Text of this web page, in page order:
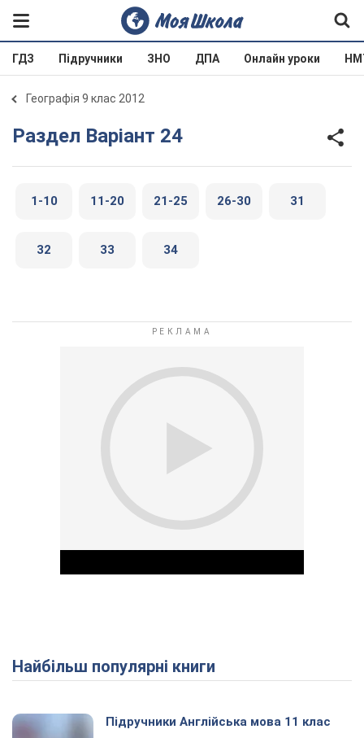
ГДЗ Підручники ЗНО ДПА Онлайн уроки
Географія 9 клас 2012
Раздел Варіант 24
1-10 11-20 21-25 26-30 31
32 33 34
Play Video
Найбільш популярні книги
Підручники Англійська мова 11 клас